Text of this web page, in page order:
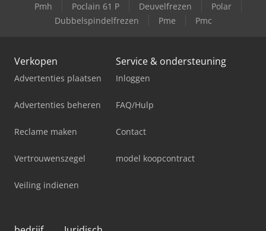
Pmh Poclain 61 P Deuvelfrezen
Polar
Dubbelspindelfrezen
Pme Pmc
Verkopen
Advertenties plaatsen
Advertenties beheren
Reclame maken
Vertrouwenszegel
Veiling indienen
Service & ondersteuning
Inloggen
FAQ/Hulp
Contact
model koopcontract